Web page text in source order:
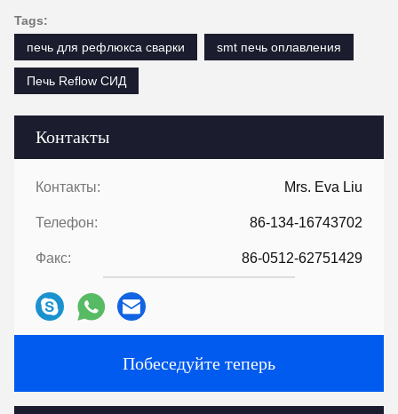
Контакты
Контакты: Mrs. Eva Liu
Телефон: 86-134-16743702
Факс: 86-0512-62751429
Побеседуйте теперь
Tags:
печь для рефлюкса сварки
smt печь оплавления
Печь Reflow СИД